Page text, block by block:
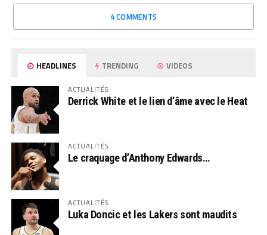
4 COMMENTS
HEADLINES TRENDING VIDEOS
ACTUALITÉS
Derrick White et le lien d’âme avec le Heat
ACTUALITÉS
Le craquage d’Anthony Edwards…
ACTUALITÉS
Luka Doncic et les Lakers sont maudits